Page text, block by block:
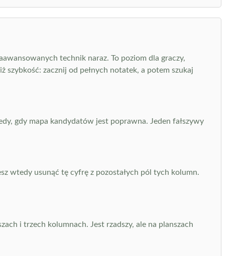
technik naraz. To poziom dla graczy,
zacznij od pełnych notatek, a potem szukaj
gdy mapa kandydatów jest poprawna. Jeden fałszywy
wtedy usunąć tę cyfrę z pozostałych pól tych kolumn.
i trzech kolumnach. Jest rzadszy, ale na planszach